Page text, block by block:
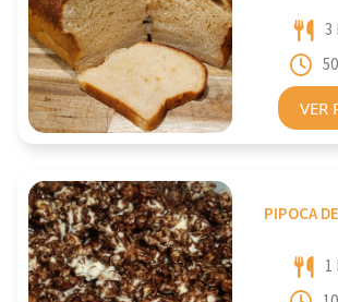
3
VER
PIPOCA
1